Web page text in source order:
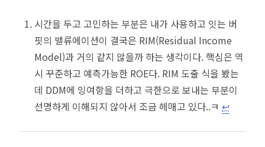
시간을 두고 고민하는 부분은 내가 사용하고 잇는 버
핏의 밸류에이션이 결국은 RIM(Residual Income
Model)과 거의 같지 않을까 하는 생각이다. 핵심은 역
시 꾸준하고 예측가능한 ROE다. RIM 도출 식을 봤는
데 DDM에 잉여항을 더하고 극한으로 보내는 부분이
선명하게 이해되지 않아서 조금 헤매고 있다..ㅋ ↩︎